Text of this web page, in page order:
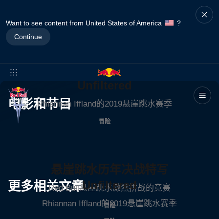
Want to see content from United States of America
?
Continue
电影和节目
Unfiltered
Rhiannan Iffland的2019悬崖跳水赛季
冒险
更多相关文章
悬崖跳水历年决战特写
Red Bull悬崖跳水激烈拼战的竞赛
冒险
Unfiltered
Rhiannan Iffland的2019悬崖跳水赛季